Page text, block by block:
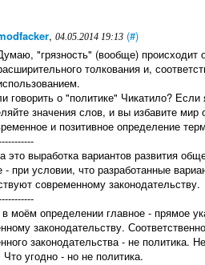
,04.05.2014 19:13 (#)
"грязность" (вообще) происходит
толкования и,
говорить о "политике" Чикатило? Если
значения слов, и вы избавите
и позитивное определение
это выработка вариантов развития
- при условии, что разработанные
современному законодательству.
моём определении главное - прямое
законодательству.
законодательства - не политика.
Что угодно - но не политика.